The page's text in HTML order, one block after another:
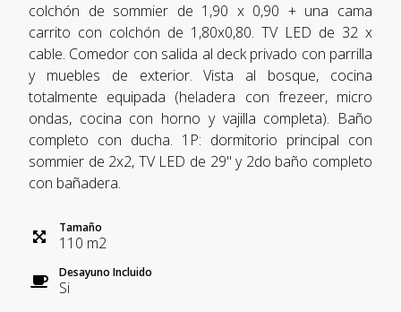
colchón de sommier de 1,90 x 0,90 + una cama
carrito con colchón de 1,80x0,80. TV LED de 32 x
cable. Comedor con salida al deck privado con parrilla
y muebles de exterior. Vista al bosque, cocina
totalmente equipada (heladera con frezeer, micro
ondas, cocina con horno y vajilla completa). Baño
completo con ducha. 1P: dormitorio principal con
sommier de 2x2, TV LED de 29" y 2do baño completo
con bañadera.
Tamaño
110 m2
Desayuno Incluido
Si